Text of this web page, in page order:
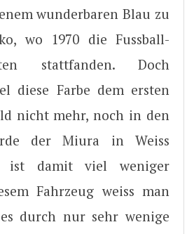
wunderbaren Blau zu
wo 1970 die Fussball-
stattfanden. Doch
diese Farbe dem ersten
nicht mehr, noch in den
der Miura in Weiss
ist damit viel weniger
Fahrzeug weiss man
durch nur sehr wenige